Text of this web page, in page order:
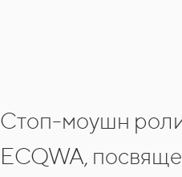
Cтоп-моушн
ECQWA,